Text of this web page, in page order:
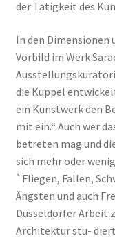
der Tätigkeit des
In den Dimensionen
Vorbild im Werk
die Kuppel
ein Kunstwerk den
mit ein.“ Auch wer
betreten mag und
sich mehr oder
`Fliegen, Fallen,
Ängsten und auch
Düsseldorfer Arbeit
Architektur stu-